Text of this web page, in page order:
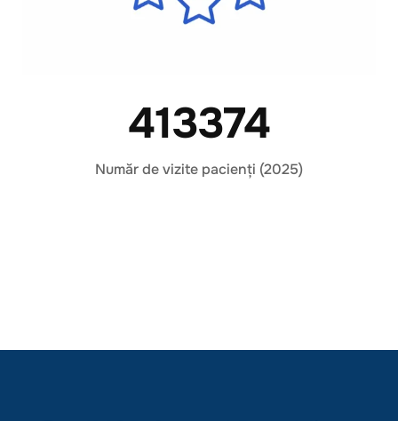
413374
Număr de vizite pacienți (2025)